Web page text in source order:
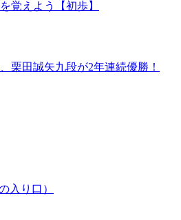
覚えよう【初歩】
栗田誠矢九段が2年連続優勝！
入り口）